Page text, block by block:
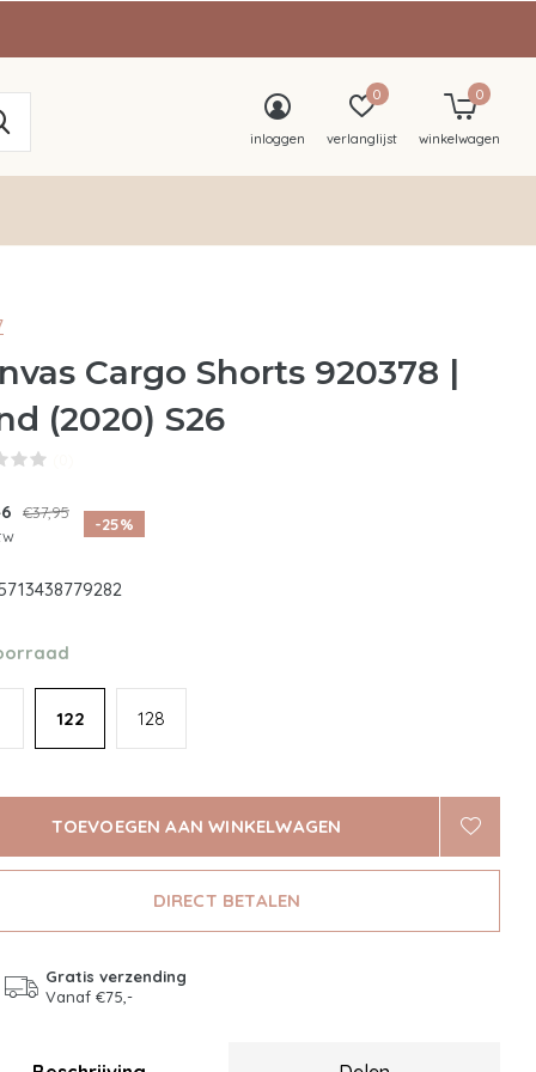
inloggen verlanglijst
0
winkelwagen
0
Cargo Shorts 920378 |
(2020) S26
€37,95
-25%
122 128
TOEVOEGEN AAN WINKELWAGEN
DIRECT BETALEN
Gratis verzending
Vanaf €75,-